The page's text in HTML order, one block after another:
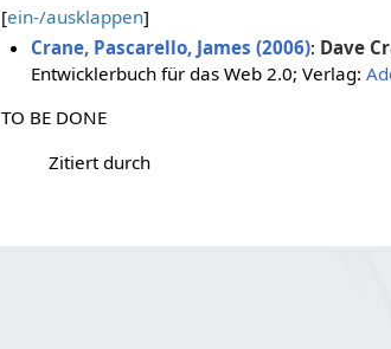
[ein-/ausklappen]
Crane, Pascarello, James (2006): Dave
Entwicklerbuch für das Web 2.0; Verlag:
TO BE DONE
Zitiert durch